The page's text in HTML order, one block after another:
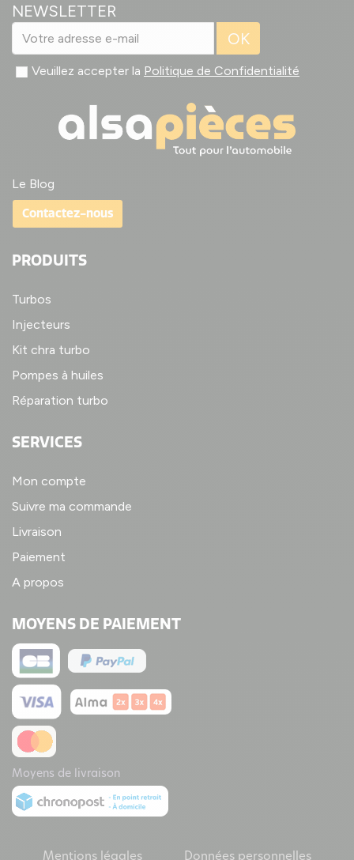
NEWSLETTER
OK
Veuillez accepter la Politique de Confidentialité
Le Blog
Contactez-nous
PRODUITS
Turbos
Injecteurs
Kit chra turbo
Pompes à huiles
Réparation turbo
SERVICES
Mon compte
Suivre ma commande
Livraison
Paiement
A propos
MOYENS DE PAIEMENT
Moyens de livraison
Mentions légales Données personnelles